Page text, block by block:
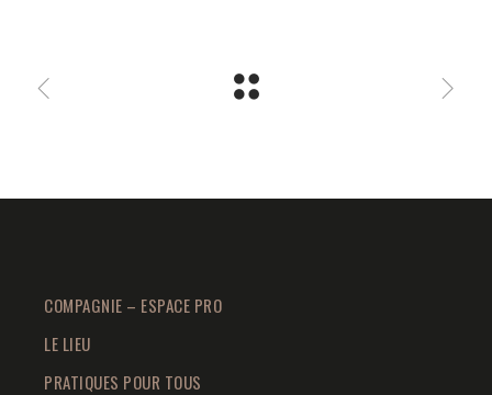
COMPAGNIE – ESPACE PRO
LE LIEU
PRATIQUES POUR TOUS